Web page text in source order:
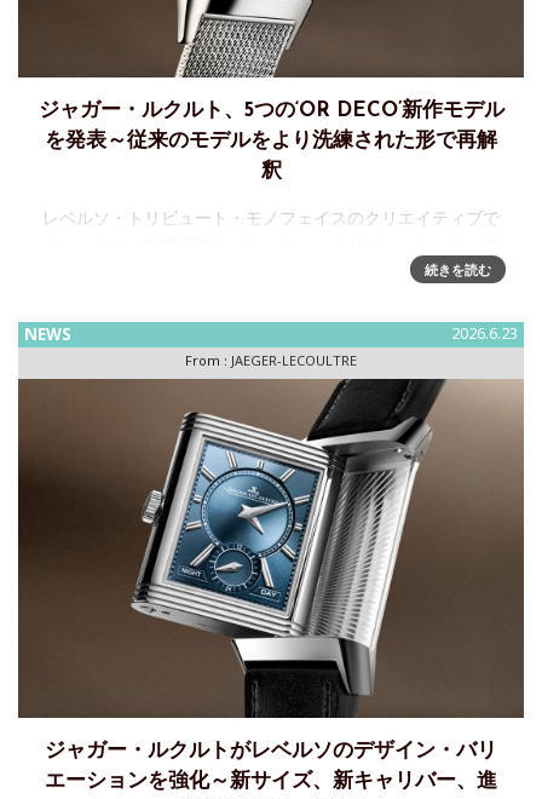
ジャガー・ルクルト、5つの‘OR DECO’新作モデル
を発表～従来のモデルをより洗練された形で再解
釈
レベルソ・トリビュート・モノフェイスのクリエイティブで
ェイス‘OR DECO’ シリーズ」からの5つの新作モデルで拡充
続きを読む
NEWS 2026.6.23
From : JAEGER-LECOULTRE
ジャガー・ルクルトがレベルソのデザイン・バリ
エーションを強化～新サイズ、新キャリバー、進